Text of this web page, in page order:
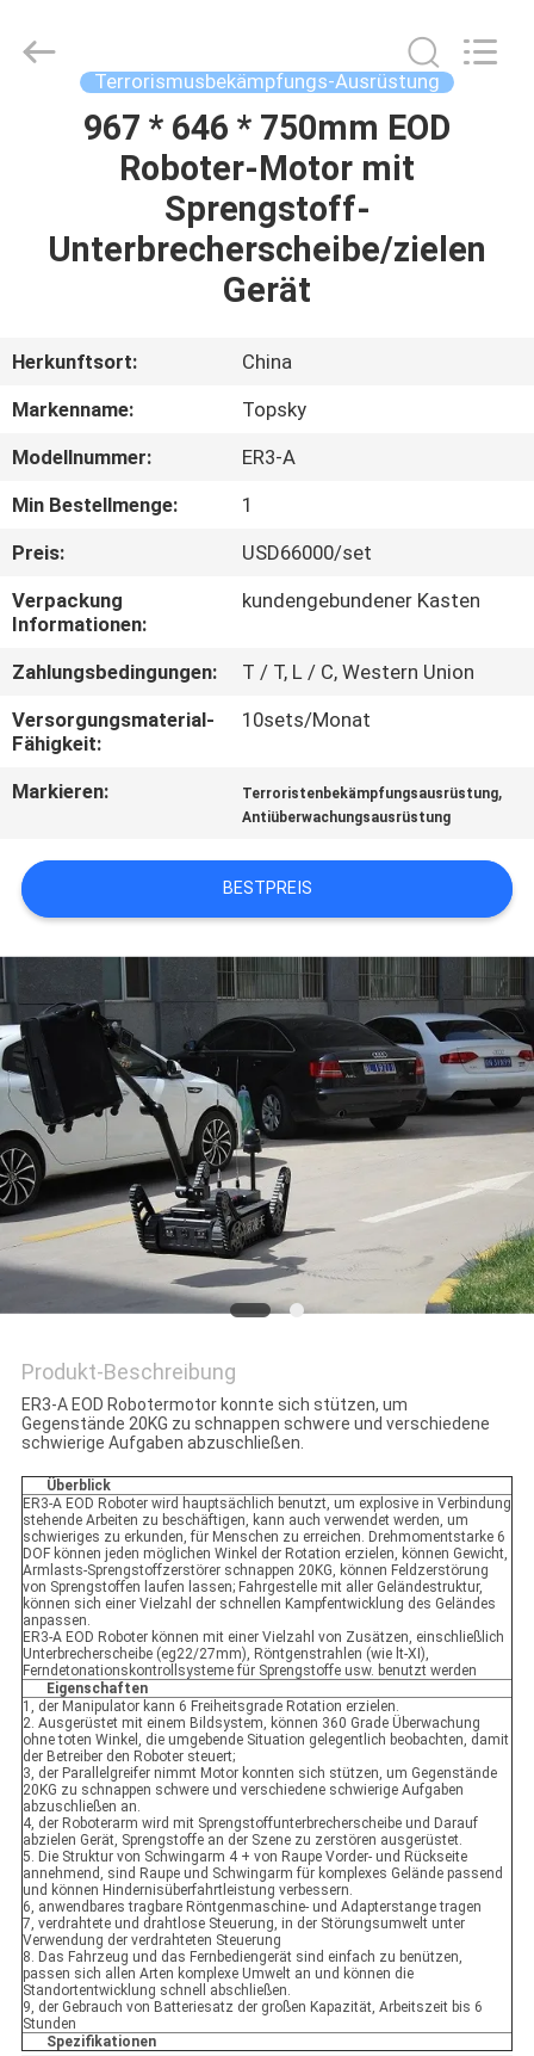
HAUS
PRODUKTE
FABRIK-
QUALITÄTSKONTROLLE
TRETEN
SIE
MIT
UNS
IN
VERBINDUNG
FORDERN
SIE EIN
ZITAT
SITEMAP
PRIVACY
POLICY
Century Holding Co.,Ltd.
Terrorismusbekämpfungs-Ausrüstung
967 * 646 * 750mm EOD
Roboter-Motor mit
Sprengstoff-
Unterbrecherscheibe/zielen
Gerät
Herkunftsort:
China
Markenname:
Topsky
Modellnummer:
ER3-A
Min Bestellmenge:
1
Preis:
USD66000/set
Verpackung
Informationen:
kundengebundener Kasten
Zahlungsbedingungen:
T / T, L / C, Western Union
Versorgungsmaterial-
Fähigkeit:
10sets/Monat
Markieren: Terroristenbekämpfungsausrüstung,
Antiüberwachungsausrüstung
BESTPREIS
Produkt-Beschreibung
ER3-A EOD Robotermotor konnte sich stützen, um
Gegenstände 20KG zu schnappen schwere und verschiedene
schwierige Aufgaben abzuschließen.
Überblick
ER3-A EOD Roboter wird hauptsächlich benutzt, um explosive in Verbindung
stehende Arbeiten zu beschäftigen, kann auch verwendet werden, um
schwieriges zu erkunden, für Menschen zu erreichen. Drehmomentstarke 6
DOF können jeden möglichen Winkel der Rotation erzielen, können Gewicht,
Armlasts-Sprengstoffzerstörer schnappen 20KG, können Feldzerstörung
von Sprengstoffen laufen lassen; Fahrgestelle mit aller Geländestruktur,
können sich einer Vielzahl der schnellen Kampfentwicklung des Geländes
anpassen.
ER3-A EOD Roboter können mit einer Vielzahl von Zusätzen, einschließlich
Unterbrecherscheibe (eg22/27mm), Röntgenstrahlen (wie lt-XI),
Ferndetonationskontrollsysteme für Sprengstoffe usw. benutzt werden
Eigenschaften
1, der Manipulator kann 6 Freiheitsgrade Rotation erzielen.
2. Ausgerüstet mit einem Bildsystem, können 360 Grade Überwachung
ohne toten Winkel, die umgebende Situation gelegentlich beobachten, damit
der Betreiber den Roboter steuert;
3, der Parallelgreifer nimmt Motor konnten sich stützen, um Gegenstände
20KG zu schnappen schwere und verschiedene schwierige Aufgaben
abzuschließen an.
4, der Roboterarm wird mit Sprengstoffunterbrecherscheibe und Darauf
abzielen Gerät, Sprengstoffe an der Szene zu zerstören ausgerüstet.
5. Die Struktur von Schwingarm 4 + von Raupe Vorder- und Rückseite
annehmend, sind Raupe und Schwingarm für komplexes Gelände passend
und können Hindernisüberfahrtleistung verbessern.
6, anwendbares tragbare Röntgenmaschine- und Adapterstange tragen
7, verdrahtete und drahtlose Steuerung, in der Störungsumwelt unter
Verwendung der verdrahteten Steuerung
8. Das Fahrzeug und das Fernbediengerät sind einfach zu benützen,
passen sich allen Arten komplexe Umwelt an und können die
Standortentwicklung schnell abschließen.
9, der Gebrauch von Batteriesatz der großen Kapazität, Arbeitszeit bis 6
Stunden
Spezifikationen